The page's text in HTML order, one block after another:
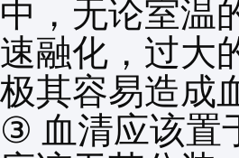
中，无论室温
速融化，过大
极其容易造成
③ 血清应该置